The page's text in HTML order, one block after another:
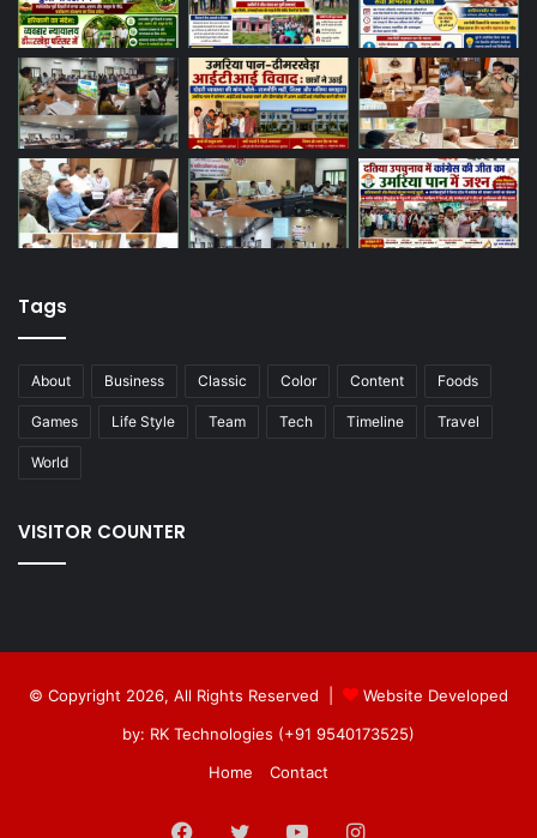
Tags
About Business Classic Color Content Foods
Games Life Style Team Tech Timeline Travel
World
VISITOR COUNTER
© Copyright 2026, All Rights Reserved |
Website Developed
by: RK Technologies (+91 9540173525)
Home
Contact
Facebook
Twitter YouTubeInstagram